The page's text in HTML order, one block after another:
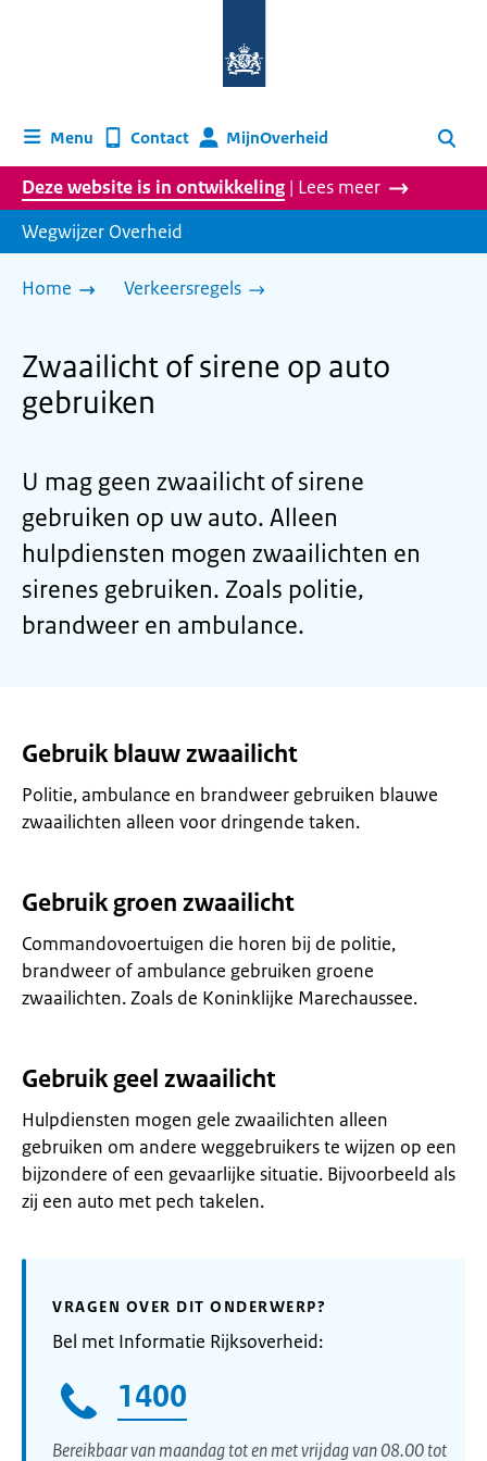
homepage
Menu Contact MijnOverheid Zoeken
Deze website is in ontwikkeling | Lees meer
Wegwijzer Overheid
Home Verkeersregels
Zwaailicht of sirene op auto
gebruiken
U mag geen zwaailicht of sirene
gebruiken op uw auto. Alleen
hulpdiensten mogen zwaailichten en
sirenes gebruiken. Zoals politie,
brandweer en ambulance.
Gebruik blauw zwaailicht
Politie, ambulance en brandweer gebruiken blauwe
zwaailichten alleen voor dringende taken.
Gebruik groen zwaailicht
Commandovoertuigen die horen bij de politie,
brandweer of ambulance gebruiken groene
zwaailichten. Zoals de Koninklijke Marechaussee.
Gebruik geel zwaailicht
Hulpdiensten mogen gele zwaailichten alleen
gebruiken om andere weggebruikers te wijzen op een
bijzondere of een gevaarlijke situatie. Bijvoorbeeld als
zij een auto met pech takelen.
VRAGEN OVER DIT ONDERWERP?
Bel met Informatie Rijksoverheid:
1400
Bereikbaar van maandag tot en met vrijdag van 08.00 tot